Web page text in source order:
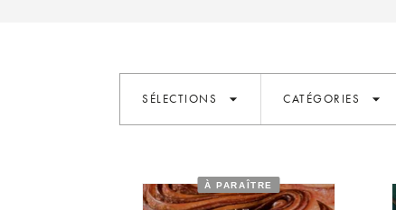
SÉLECTIONS arrow_drop_down CATÉGORIES arrow_drop_down
À PARAÎTRE